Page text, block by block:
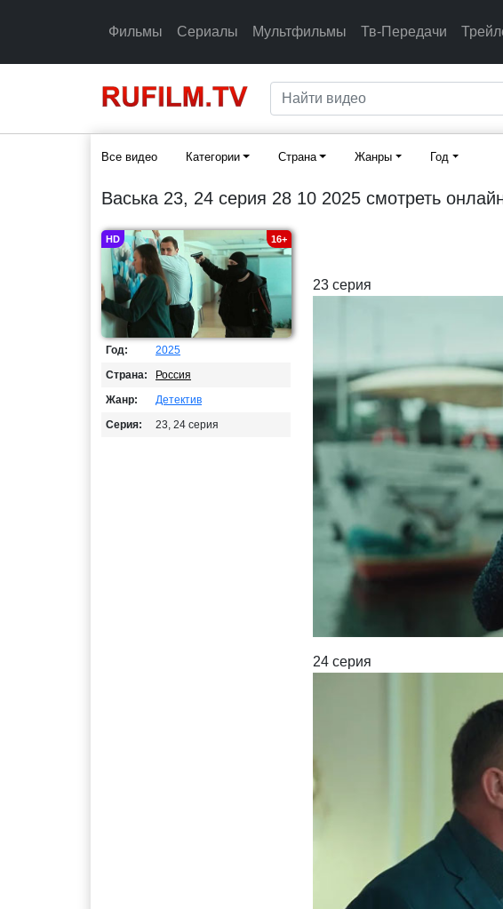
Фильмы Сериалы Мультфильмы Тв-Передачи
Все видео Категории Страна Жанры Год
Васька 23, 24 серия 28 10 2025 смотреть
HD 16+
Год:
2025
Страна:
Россия
Жанр:
Детектив
Серия:
23, 24 серия
23 серия
24 серия